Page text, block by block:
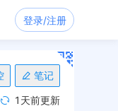
登录/注册
笔记
1天前更新